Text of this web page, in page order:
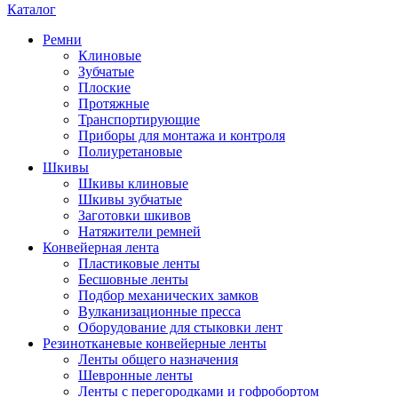
Каталог
Ремни
Клиновые
Зубчатые
Плоские
Протяжные
Транспортирующие
Приборы для монтажа и контроля
Полиуретановые
Шкивы
Шкивы клиновые
Шкивы зубчатые
Заготовки шкивов
Натяжители ремней
Конвейерная лента
Пластиковые ленты
Бесшовные ленты
Подбор механических замков
Вулканизационные пресса
Оборудование для стыковки лент
Резинотканевые конвейерные ленты
Ленты общего назначения
Шевронные ленты
Ленты с перегородками и гофробортом